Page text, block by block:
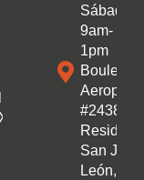
Sábado:
9am-
1pm
#2438
San
León,